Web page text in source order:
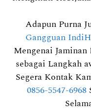
Adapun Purna
Gangguan
Mengenai
sebagai Langkah
Segera Kontak
0856-5547-6968